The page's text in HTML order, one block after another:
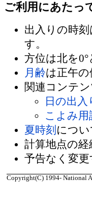
ご利用にあたっ
出入りの時
す。
方位は北を
月齢は正午の
関連コンテン
日の出入
こよみ用
夏時刻 につい
計算地点の経
予告なく変
Copyright(C) 1994- National